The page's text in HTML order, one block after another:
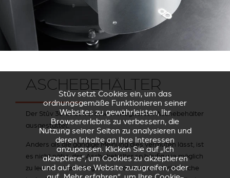
ASCHEBEHÄLTER
Der Stûv 30-in ist mit einem integrierten Aschebehälter
ausgestattet.
Anders als die gängige Meinung dies vermuten lässt, ist
es nicht nötig, den Aschebehälter so häufig wie möglich
zu leeren. Nach Möglichkeit sollte eine Schicht Asche
Stûv setzt Cookies ein, um das
ordnungsgemäße Funktionieren seiner
Websites zu gewährleisten, Ihr
Browsererlebnis zu verbessern, die
Nutzung seiner Seiten zu analysieren und
deren Inhalte an Ihre Interessen
anzupassen. Klicken Sie auf „Ich
akzeptiere“, um Cookies zu akzeptieren
und auf diese Website zuzugreifen, oder